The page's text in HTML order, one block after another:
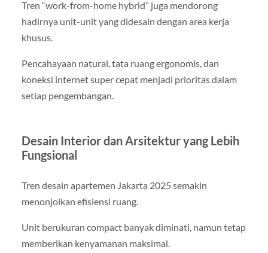
Tren “work-from-home hybrid” juga mendorong
hadirnya unit-unit yang didesain dengan area kerja
khusus.
Pencahayaan natural, tata ruang ergonomis, dan
koneksi internet super cepat menjadi prioritas dalam
setiap pengembangan.
Desain Interior dan Arsitektur yang Lebih
Fungsional
Tren desain apartemen Jakarta 2025 semakin
menonjolkan efisiensi ruang.
Unit berukuran compact banyak diminati, namun tetap
memberikan kenyamanan maksimal.